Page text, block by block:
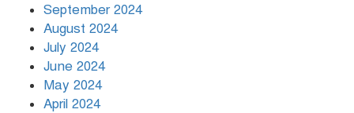
September 2024
August 2024
July 2024
June 2024
May 2024
April 2024